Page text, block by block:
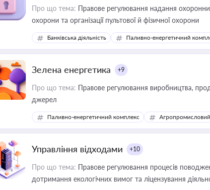
Про що тема: Правове регулювання надання
охорони та організації пультової й фізичної охорони
Банківська діяльність Паливно-енергетичний
Зелена енергетика +9
Про що тема: Правове регулювання виробництва,
джерел
Паливно-енергетичний комплекс
Управління відходами +10
Про що тема: Правове регулювання процесів
дотримання екологічних вимог та ліцензування